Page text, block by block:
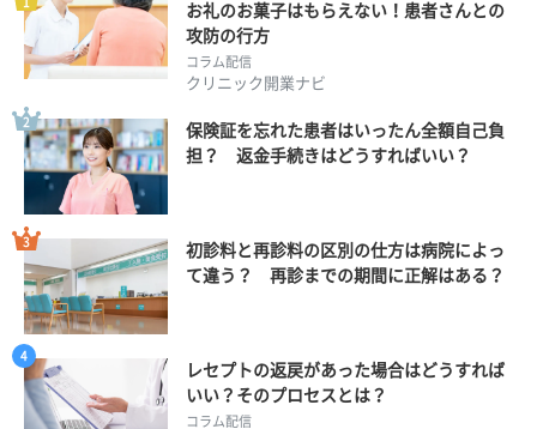
お礼のお菓子はもらえない！患者さんとの
攻防の行方
コラム配信
クリニック開業ナビ
保険証を忘れた患者はいったん全額自己負
担？ 返金手続きはどうすればいい？
初診料と再診料の区別の仕方は病院によっ
て違う？ 再診までの期間に正解はある？
レセプトの返戻があった場合はどうすれば
いい？そのプロセスとは？
コラム配信